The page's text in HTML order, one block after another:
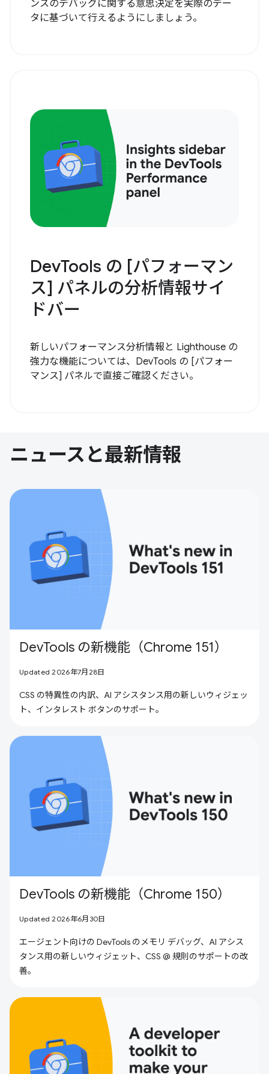
ンスのデバッグに関する意思決定を実際のデー
タに基づいて行えるようにしましょう。
DevTools の [パフォーマン
ス] パネルの分析情報サイ
ドバー
新しいパフォーマンス分析情報と Lighthouse の
強力な機能については、DevTools の [パフォー
マンス] パネルで直接ご確認ください。
ニュースと最新情報
DevTools の新機能（Chrome 151）
Updated 2026年7月28日
CSS の特異性の内訳、AI アシスタンス用の新しいウィジェッ
ト、インタレスト ボタンのサポート。
DevTools の新機能（Chrome 150）
Updated 2026年6月30日
エージェント向けの DevTools のメモリ デバッグ、AI アシス
タンス用の新しいウィジェット、CSS @ 規則のサポートの改
善。